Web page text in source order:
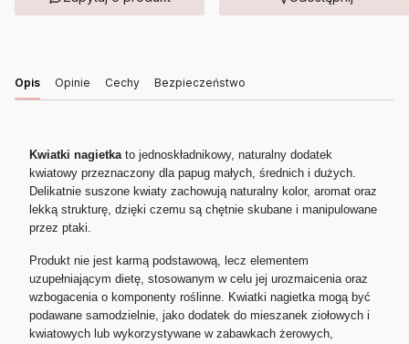
Opis Opinie Cechy Bezpieczeństwo
Kwiatki nagietkato jednoskładnikowy, naturalny dodatek
kwiatowy przeznaczony dla papug małych, średnich i dużych.
Delikatnie suszone kwiaty zachowują naturalny kolor, aromat oraz
lekką strukturę, dzięki czemu są chętnie skubane i manipulowane
przez ptaki.
Produkt nie jest karmą podstawową, lecz elementem
uzupełniającym dietę, stosowanym w celu jej urozmaicenia oraz
wzbogacenia o komponenty roślinne. Kwiatki nagietka mogą być
podawane samodzielnie, jako dodatek do mieszanek ziołowych i
kwiatowych lub wykorzystywane w zabawkach żerowych,